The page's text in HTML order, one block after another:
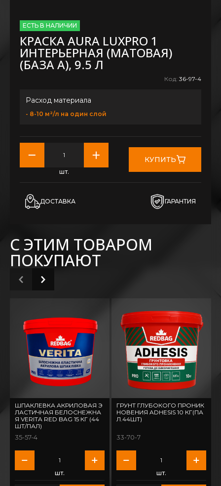
ЕСТЬ В НАЛИЧИИ
КРАСКА AURA LUXPRO 1
ИНТЕРЬЕРНАЯ (МАТОВАЯ)
(БАЗА А), 9.5 Л
Код: 36-97-4
Расход материала
- 8-10 м²/л на один слой
шт.
КУПИТЬ
ДОСТАВКА ГАРАНТИЯ
С ЭТИМ ТОВАРОМ
ПОКУПАЮТ
ШПАКЛЕВКА АКРИЛОВАЯ Э
ЛАСТИЧНАЯ БЕЛОСНЕЖНА
Я VERITA RED BAG 15 КГ (44
ШТ/ПАЛ)
35-57-4
шт.
ГРУНТ ГЛУБОКОГО ПРОНИК
НОВЕНИЯ ADHESIS 10 КГ(ПА
Л.44ШТ)
33-70-7
шт.